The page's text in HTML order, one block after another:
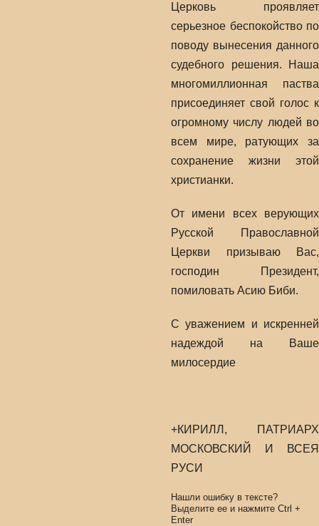
Церковь проявляет
серьезное беспокойство по
поводу вынесения данного
судебного решения. Наша
многомиллионная паства
присоединяет свой голос к
огромному числу людей во
всем мире, ратующих за
сохранение жизни этой
христианки.
От имени всех верующих
Русской Православной
Церкви призываю Вас,
господин Президент,
помиловать Асию Биби.
С уважением и искренней
надеждой на Ваше
милосердие
+КИРИЛЛ, ПАТРИАРХ
МОСКОВСКИЙ И ВСЕЯ
РУСИ
Нашли ошибку в тексте?
Выделите ее и нажмите Ctrl +
Enter